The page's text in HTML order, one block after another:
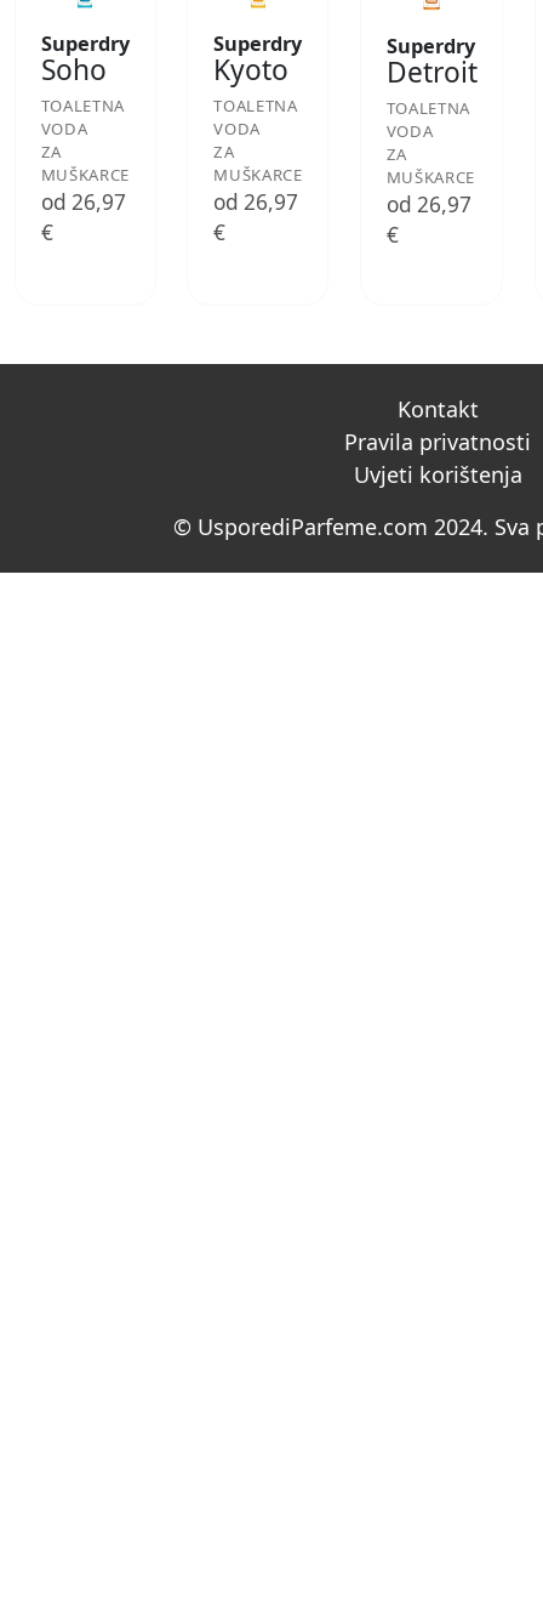
Superdry
Soho
TOALETNA
VODA
ZA
MUŠKARCE
od 26,97
€
Superdry
Kyoto
TOALETNA
VODA
ZA
MUŠKARCE
od 26,97
€
Superdry
Detroit
TOALETNA
VODA
ZA
MUŠKARCE
od 26,97
€
Kontakt
Pravila privatnosti
Uvjeti korištenja
© UsporediParfeme.com 2024. Sva